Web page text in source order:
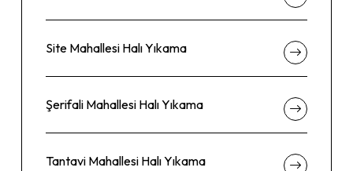
Site Mahallesi Halı Yıkama
Şerifali Mahallesi Halı Yıkama
Tantavi Mahallesi Halı Yıkama